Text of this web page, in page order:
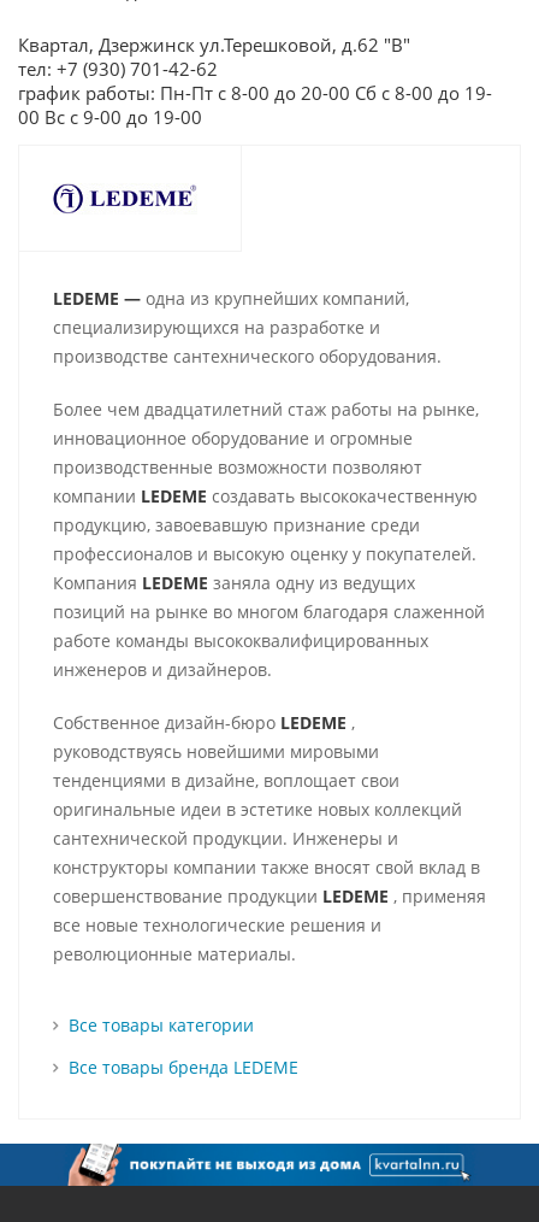
Квартал, Дзержинск ул.Терешковой, д.62 "В"
тел: +7 (930) 701-42-62
график работы: Пн-Пт с 8-00 до 20-00 Сб с 8-00 до 19-
00 Вс с 9-00 до 19-00
LEDEME — одна из крупнейших компаний,
специализирующихся на разработке и
производстве сантехнического оборудования.
Более чем двадцатилетний стаж работы на рынке,
инновационное оборудование и огромные
производственные возможности позволяют
компании LEDEME создавать высококачественную
продукцию, завоевавшую признание среди
профессионалов и высокую оценку у покупателей.
Компания LEDEME заняла одну из ведущих
позиций на рынке во многом благодаря слаженной
работе команды высококвалифицированных
инженеров и дизайнеров.
Собственное дизайн-бюро LEDEME ,
руководствуясь новейшими мировыми
тенденциями в дизайне, воплощает свои
оригинальные идеи в эстетике новых коллекций
сантехнической продукции. Инженеры и
конструкторы компании также вносят свой вклад в
совершенствование продукции LEDEME , применяя
все новые технологические решения и
революционные материалы.
Все товары категории
Все товары бренда LEDEME